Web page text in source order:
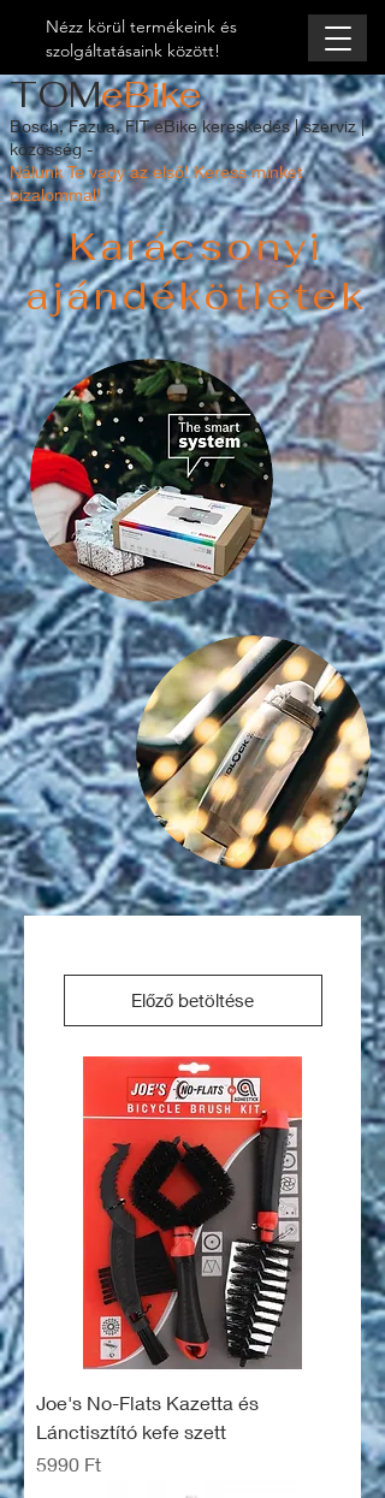
Nézz körül termékeink és
szolgáltatásaink között!
TOMeBike
Bosch, Fazua, FIT eBike kereskedés | szerviz |
közösség -
Nálunk Te vagy az első! Keress minket
bizalommal!
Karácsonyi
ajándékötletek
Előző betöltése
Joe's No-Flats Kazetta és
Lánctisztító kefe szett
Ár
5990 Ft